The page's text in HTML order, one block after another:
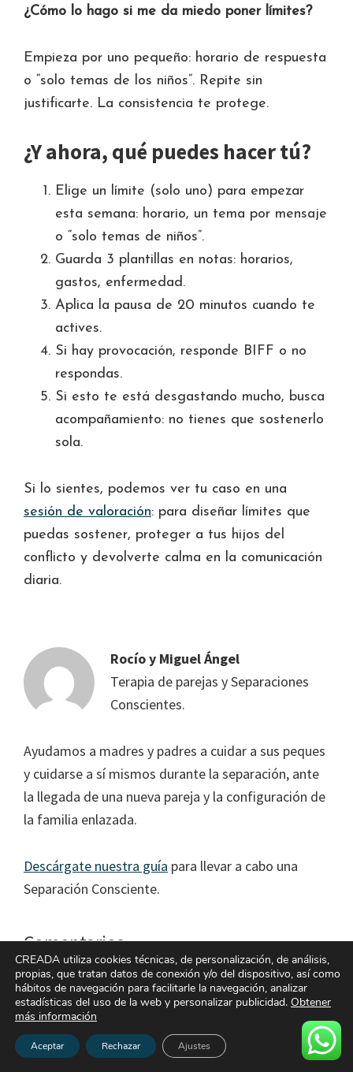
¿Cómo lo hago si me da miedo poner límites?
Empieza por uno pequeño: horario de respuesta
o “solo temas de los niños”. Repite sin
justificarte. La consistencia te protege.
¿Y ahora, qué puedes hacer tú?
Elige un límite (solo uno) para empezar
esta semana: horario, un tema por mensaje
o “solo temas de niños”.
Guarda 3 plantillas en notas: horarios,
gastos, enfermedad.
Aplica la pausa de 20 minutos cuando te
actives.
Si hay provocación, responde BIFF o no
respondas.
Si esto te está desgastando mucho, busca
acompañamiento: no tienes que sostenerlo
sola.
Si lo sientes, podemos ver tu caso en una
sesión de valoración: para diseñar límites que
puedas sostener, proteger a tus hijos del
conflicto y devolverte calma en la comunicación
diaria.
Rocío y Miguel Ángel
Terapia de parejas y Separaciones
Conscientes.
Ayudamos a madres y padres a cuidar a sus peques
y cuidarse a sí mismos durante la separación, ante
la llegada de una nueva pareja y la configuración de
la familia enlazada.
Descárgate nuestra guía para llevar a cabo una
Separación Consciente.
Interacciones
con
los
lectores
Comentarios
Rosy
julio 3, 2026 a las 8:06 am
CREADA utiliza cookies técnicas, de personalización, de análisis,
propias, que tratan datos de conexión y/o del dispositivo, así como
hábitos de navegación para facilitarle la navegación, analizar
estadísticas del uso de la web y personalizar publicidad. Obtener
más información
Aceptar Rechazar Ajustes